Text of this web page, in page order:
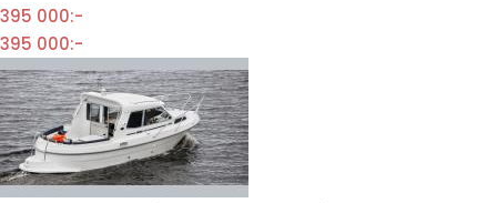
395 000:-
395 000:-